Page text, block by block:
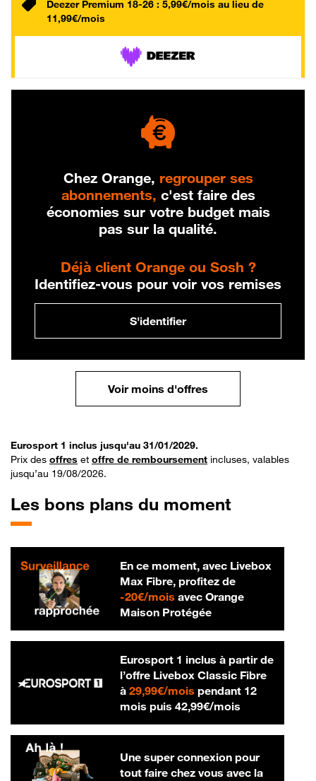
Deezer Premium 18-26 : 5,99€/mois au lieu de
11,99€/mois
Chez Orange, regrouper ses
abonnements, c'est faire des
économies sur votre budget mais
pas sur la qualité.
Déjà client Orange ou Sosh ?
Identifiez-vous pour voir vos remises
S'identifier
Voir moins d'offres
Eurosport 1 inclus jusqu'au 31/01/2029.
Prix des offres et offre de remboursement incluses, valables
jusqu’au 19/08/2026.
Les bons plans du moment
En ce moment, avec Livebox
Max Fibre, profitez de
-20€/mois20 € par mois
avec Orange
Maison Protégée
Eurosport 1 inclus à partir de
l’offre Livebox Classic Fibre
à 29,99€/mois29,99 € par mois
pendant 12
mois puis 42,99€/mois42,99 € par
Une super connexion pour
tout faire chez vous avec la